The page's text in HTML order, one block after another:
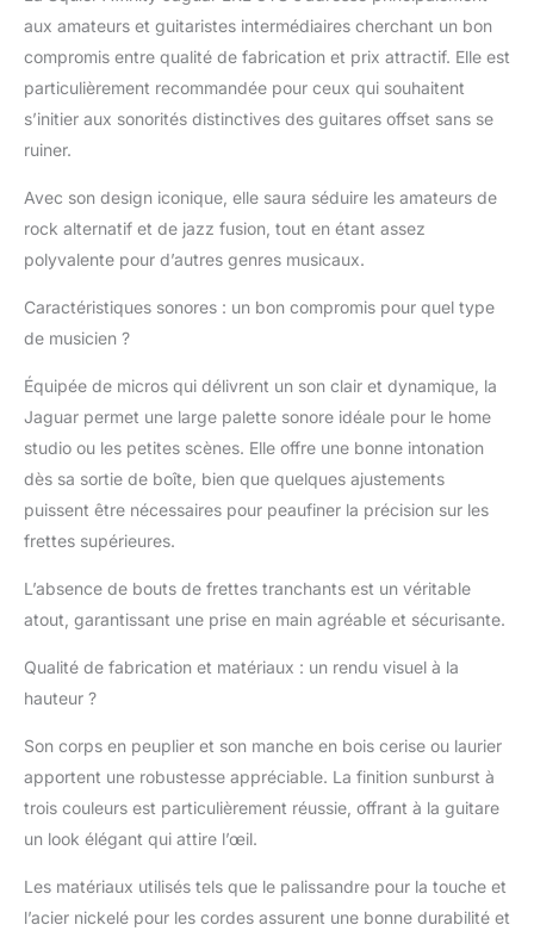
manche « Slim C » très
diapason court de 24”
(610 mm), un chevalet
flottant dont le vibrato
pair Ainsi que des
mécaniques moulées
et scellées à axes
fendus, lesquelles
remplacer les cordes
avec précision et
fluidité. Et quels que
soient votre style et
votre niveau, vous
profiterez d’une belle
variété de sons grâce à
à son sélecteur à trois
positions.
aux amateurs et guitaristes intermédiaires cherchant un bon
compromis entre qualité de fabrication et prix attractif. Elle est
particulièrement recommandée pour ceux qui souhaitent
s’initier aux sonorités distinctives des guitares offset sans se
ruiner.
Avec son design iconique, elle saura séduire les amateurs de
rock alternatif et de jazz fusion, tout en étant assez
polyvalente pour d’autres genres musicaux.
Caractéristiques sonores : un bon compromis pour quel type
de musicien ?
Équipée de micros qui délivrent un son clair et dynamique, la
Jaguar permet une large palette sonore idéale pour le home
studio ou les petites scènes. Elle offre une bonne intonation
dès sa sortie de boîte, bien que quelques ajustements
puissent être nécessaires pour peaufiner la précision sur les
frettes supérieures.
L’absence de bouts de frettes tranchants est un véritable
atout, garantissant une prise en main agréable et sécurisante.
Qualité de fabrication et matériaux : un rendu visuel à la
hauteur ?
Son corps en peuplier et son manche en bois cerise ou laurier
apportent une robustesse appréciable. La finition sunburst à
trois couleurs est particulièrement réussie, offrant à la guitare
un look élégant qui attire l’œil.
Les matériaux utilisés tels que le palissandre pour la touche et
l’acier nickelé pour les cordes assurent une bonne durabilité et